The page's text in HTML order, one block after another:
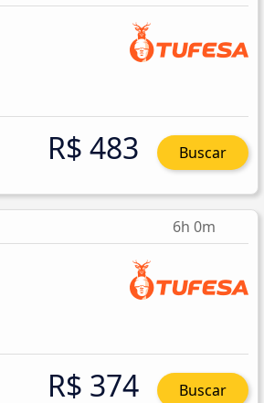
R$ 483 Buscar
6h 0m
R$ 374 Buscar